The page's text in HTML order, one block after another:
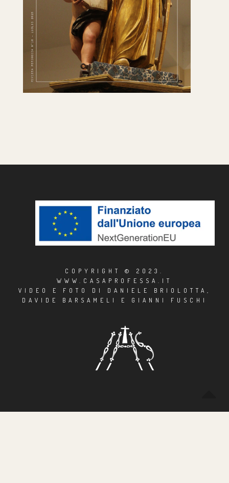
COPYRIGHT © 2023.
WWW.CASAPROFESSA.IT
VIDEO E FOTO DI DANIELE BRIOLOTTA,
DAVIDE BARSAMELI E GIANNI FUSCHI